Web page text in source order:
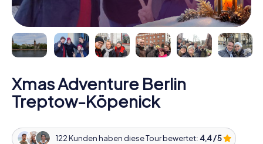
Xmas Adventure Berlin
Treptow-Köpenick
122 Kunden haben diese Tour bewertet: 4,4 / 5